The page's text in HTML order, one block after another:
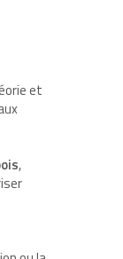
et
,